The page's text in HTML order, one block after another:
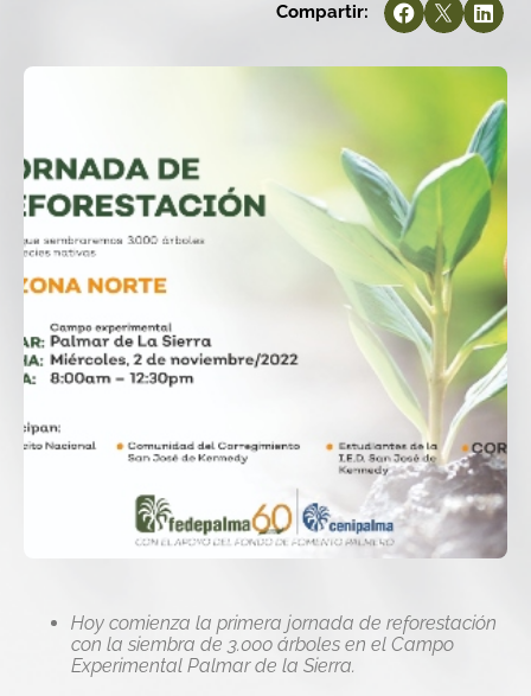
Compartir:
Hoy comienza la primera jornada de reforestación
con la siembra de 3.000 árboles en el Campo
Experimental Palmar de la Sierra.